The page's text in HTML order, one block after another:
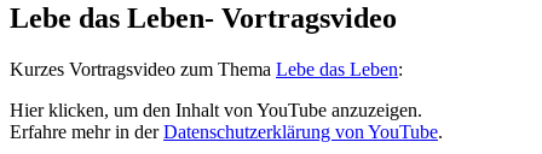
Lebe das Leben- Vortragsvideo
Kurzes Vortragsvideo zum Thema Lebe das Leben:
„Lebe
das
Leben“
Hier klicken, um den Inhalt von YouTube anzuzeigen.
Erfahre mehr in derDatenschutzerklärung von YouTube.